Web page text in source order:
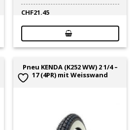
CHF21.45
Pneu KENDA (K252 WW) 2 1/4 –
17 (4PR) mit Weisswand